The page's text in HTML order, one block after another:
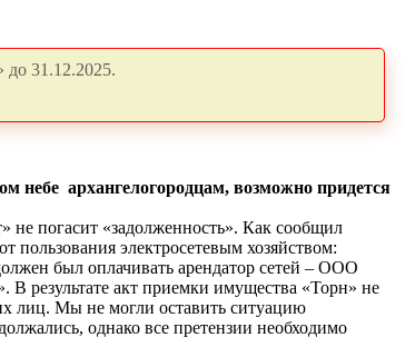
до 31.12.2025.
небе архангелогородцам, возможно придется
не погасит «задолженность». Как сообщил
пользования электросетевым хозяйством:
был оплачивать арендатор сетей – ООО
результате акт приемки имущества «Торн» не
лиц. Мы не могли оставить ситуацию
однако все претензии необходимо